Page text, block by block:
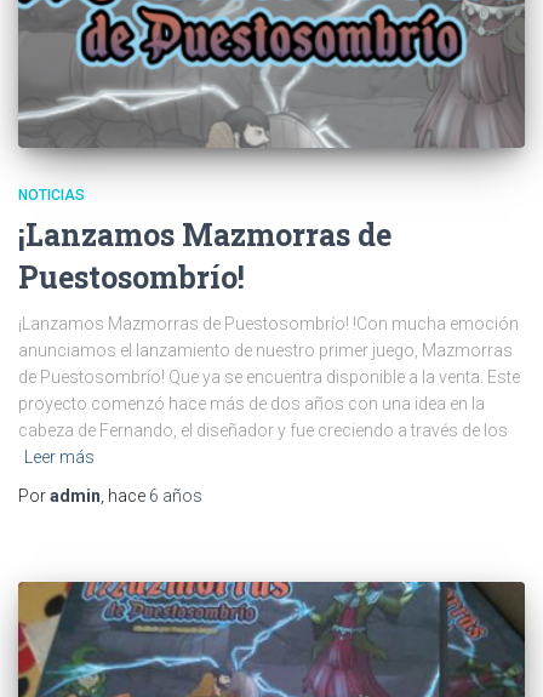
NOTICIAS
¡Lanzamos Mazmorras de
Puestosombrío!
¡Lanzamos Mazmorras de Puestosombrío! !Con mucha emoción
anunciamos el lanzamiento de nuestro primer juego, Mazmorras
de Puestosombrío! Que ya se encuentra disponible a la venta. Este
proyecto comenzó hace más de dos años con una idea en la
cabeza de Fernando, el diseñador y fue creciendo a través de los
Leer más
Poradmin, hace 6 años